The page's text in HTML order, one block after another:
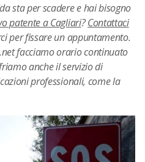
sta per scadere e hai bisogno
patente a Cagliari?Contattaci
per fissare un appuntamento.
facciamo orario continuato
anche il servizio di
professionali, come la